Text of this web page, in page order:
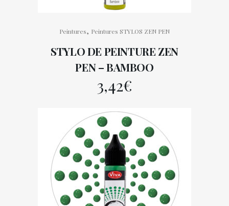
Peintures, Peintures STYLOS ZEN PEN
STYLO DE PEINTURE ZEN
PEN – BAMBOO
3,42€